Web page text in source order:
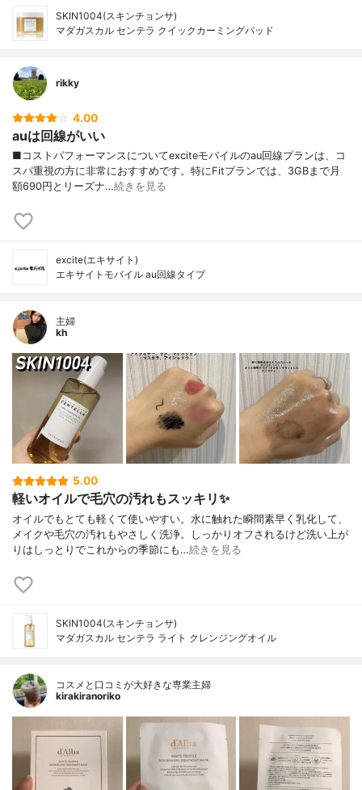
SKIN1004(スキンチョンサ)
マダガスカル センテラ クイックカーミングパッド
rikky
4.00
auは回線がいい
■コストパフォーマンスについてexciteモバイルのau回線プランは、コ
スパ重視の方に非常におすすめです。特にFitプランでは、3GBまで月
額690円とリーズナ…続きを見る
excite(エキサイト)
エキサイトモバイル au回線タイプ
主婦
kh
5.00
軽いオイルで毛穴の汚れもスッキリ✨
オイルでもとても軽くて使いやすい。水に触れた瞬間素早く乳化して、
メイクや毛穴の汚れもやさしく洗浄。しっかりオフされるけど洗い上が
りはしっとりでこれからの季節にも…続きを見る
SKIN1004(スキンチョンサ)
マダガスカル センテラ ライト クレンジングオイル
コスメと口コミが大好きな専業主婦
kirakiranoriko